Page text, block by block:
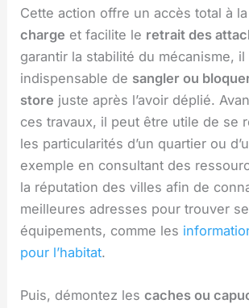
Cette action offre un accès total à la
charge et facilite le retrait des
garantir la stabilité du mécanisme, il
indispensable de sangler ou
store juste après l’avoir déplié.
ces travaux, il peut être utile de se
les particularités d’un quartier ou
exemple en consultant des
la réputation des villes afin de
meilleures adresses pour trouver
équipements, comme les
pour l’habitat.
Puis, démontez lescaches ou